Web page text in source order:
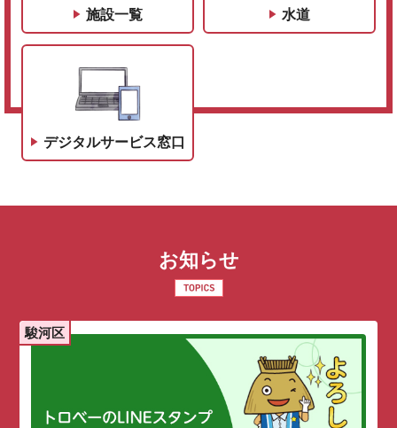
施設一覧 水道
デジタルサービス窓口
お知らせ
駿河区